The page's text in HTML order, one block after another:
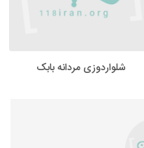
شلواردوزی مردانه بابک